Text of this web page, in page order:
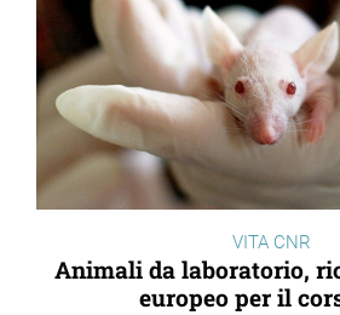
VITA CNR
Animali da laboratorio,
europeo per il